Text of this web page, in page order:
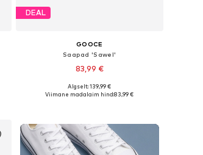
DEAL
GOOCE
Saapad 'Sawel'
83,99 €
Algselt: 139,99 €
Viimane madalaim hind:83,99 €